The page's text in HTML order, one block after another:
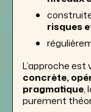
risques
L’approche
concrète,
pragmatique,
purement